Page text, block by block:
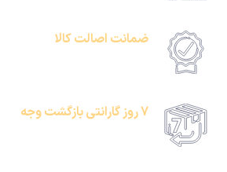
ضمانت اصالت کالا
7 روز گارانتی بازگشت وجه